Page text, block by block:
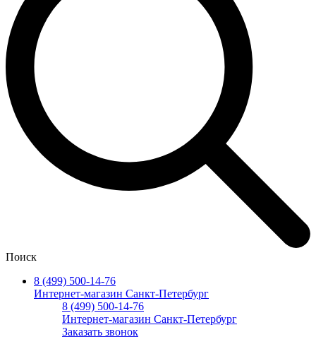
Поиск
8 (499) 500-14-76
Интернет-магазин Санкт-Петербург
8 (499) 500-14-76
Интернет-магазин Санкт-Петербург
Заказать звонок